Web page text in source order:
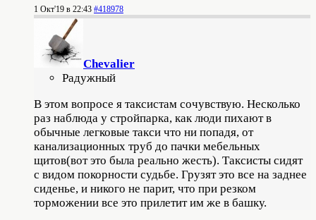
1 Окт'19 в 22:43 #418978
Chevalier
Радужный
В этом вопросе я таксистам сочувствую. Несколько
раз наблюда у стройпарка, как люди пихают в
обычные легковые такси что ни попадя, от
канализационных труб до пачки мебельных
щитов(вот это была реально жесть). Таксисты сидят
с видом покорности судьбе. Грузят это все на заднее
сиденье, и никого не парит, что при резком
торможении все это прилетит им же в башку.